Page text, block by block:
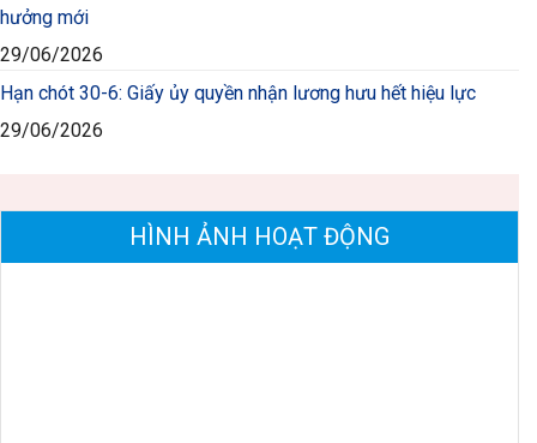
hưởng mới
29/06/2026
Hạn chót 30-6: Giấy ủy quyền nhận lương hưu hết hiệu lực
29/06/2026
HÌNH ẢNH HOẠT ĐỘNG